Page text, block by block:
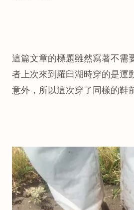
這篇文章的標題雖然寫著不需
者上次來到羅臼湖時穿的是運
意外，所以這次穿了同樣的鞋